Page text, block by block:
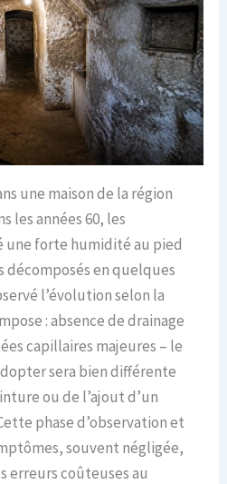
une maison de la région
les années 60, les
forte humidité au pied
décomposés en quelques
l’évolution selon la
: absence de drainage
capillaires majeures – le
sera bien différente
ou de l’ajout d’un
phase d’observation et
souvent négligée,
erreurs coûteuses au